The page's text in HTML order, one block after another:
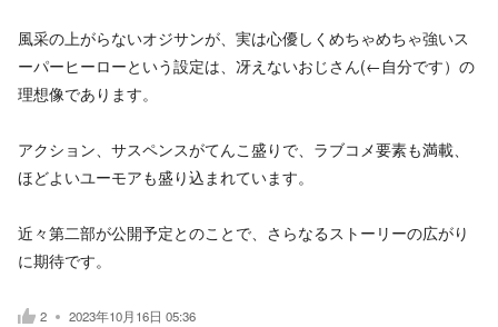
風采の上がらないオジサンが、実は心優しくめちゃめちゃ強いス
ーパーヒーローという設定は、冴えないおじさん(←自分です）の
理想像であります。
アクション、サスペンスがてんこ盛りで、ラブコメ要素も満載、
ほどよいユーモアも盛り込まれています。
近々第二部が公開予定とのことで、さらなるストーリーの広がり
に期待です。
2 2023年10月16日 05:36